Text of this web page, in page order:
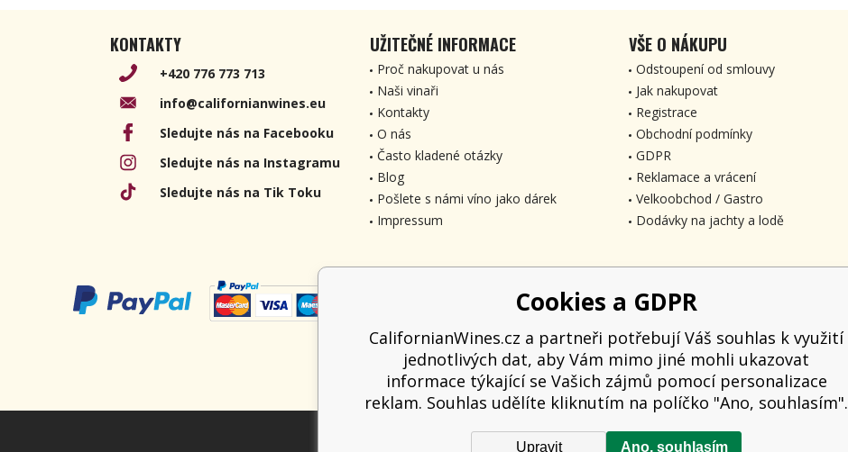
KONTAKTY
+420 776 773 713
info@californianwines.eu
Sledujte nás na Facebooku
Sledujte nás na Instagramu
Sledujte nás na Tik Toku
UŽITEČNÉ INFORMACE
Proč nakupovat u nás
Naši vinaři
Kontakty
O nás
Často kladené otázky
Blog
Pošlete s námi víno jako dárek
Impressum
VŠE O NÁKUPU
Odstoupení od smlouvy
Jak nakupovat
Registrace
Obchodní podmínky
GDPR
Reklamace a vrácení
Velkoobchod / Gastro
Dodávky na jachty a lodě
Cookies a GDPR
CalifornianWines.cz a partneři potřebují Váš souhlas k využití
jednotlivých dat, aby Vám mimo jiné mohli ukazovat
informace týkající se Vašich zájmů pomocí personalizace
reklam. Souhlas udělíte kliknutím na políčko "Ano, souhlasím".
Ano, souhlasím
Upravit